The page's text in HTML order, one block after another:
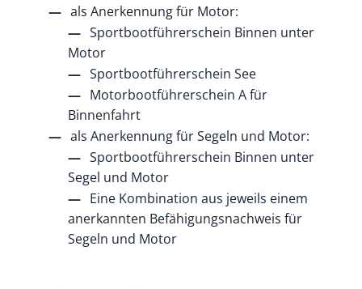
als Anerkennung für Motor:
Sportbootführerschein Binnen unter
Motor
Sportbootführerschein See
Motorbootführerschein A für
Binnenfahrt
als Anerkennung für Segeln und Motor:
Sportbootführerschein Binnen unter
Segel und Motor
Eine Kombination aus jeweils einem
anerkannten Befähigungsnachweis für
Segeln und Motor